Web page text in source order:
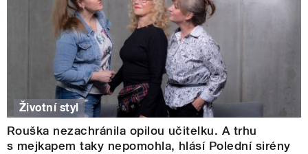
Životní styl
Rouška nezachránila opilou učitelku. A trhu
s mejkapem taky nepomohla, hlásí Polední sirény